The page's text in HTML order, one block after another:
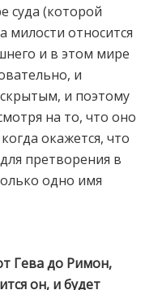
суда (которой
милости относится
и в этом мире
и
и поэтому
на то, что оно
окажется, что
претворения в
одно имя
Гева до Римон,
он, и будет